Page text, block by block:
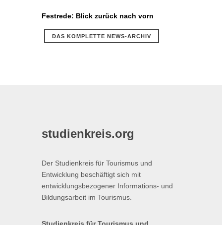
Festrede: Blick zurück nach vorn
DAS KOMPLETTE NEWS-ARCHIV
studienkreis.org
Der Studienkreis für Tourismus und
Entwicklung beschäftigt sich mit
entwicklungsbezogener Informations- und
Bildungsarbeit im Tourismus.